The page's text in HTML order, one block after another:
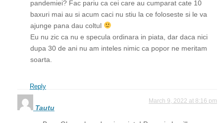
pandemiei? Fac pariu ca cei care au cumparat cate 10
baxuri mai au si acum caci nu stiu la ce foloseste si le va
ajunge pana dau coltul
Eu nu zic ca nu e specula ordinara in piata, dar daca nici
dupa 30 de ani nu am inteles nimic ca popor ne meritam
soarta.
Reply
Tautu
March 9, 2022 at 8:16 pm